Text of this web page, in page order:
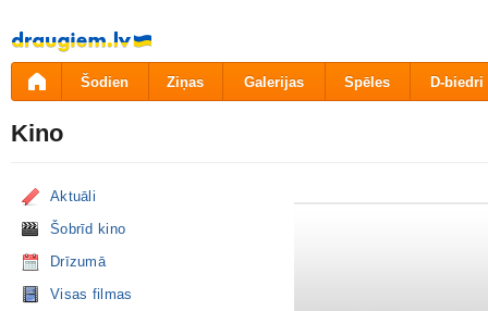
Pāriet
uz
saturu
Šodien Ziņas Galerijas Spēles D-biedri
Kino
Aktuāli
Šobrīd kino
Drīzumā
Visas filmas